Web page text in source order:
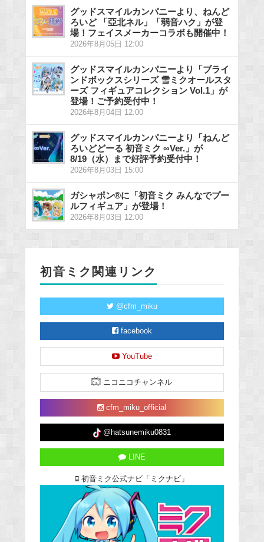
グッドスマイルカンパニーより、ねんど
ろいど 「亞北ネル」「弱音ハク」が登
場！フェイスメーカーコラボも開催中！
2026年8月05日 12:00
グッドスマイルカンパニーより「ブライ
ンドボックスシリーズ 雪ミクオールスタ
ーズ フィギュアコレクション Vol.1」が
登場！ご予約受付中！
2026年8月04日 12:00
グッドスマイルカンパニーより「ねんど
ろいどどーる 初音ミク ∞Ver.」が
8/19（水）まで好評予約受付中！
2026年8月03日 15:00
ガシャポン®に「初音ミク みんなでプー
ルフィギュア」が登場！
2026年8月03日 12:00
初音ミク関連リンク
@cfm_miku
facebook
YouTube
ニコニコチャンネル
cfm_miku_official
@hatsunemiku0831
LINE
初音ミク公式ナビ「ミクナビ」